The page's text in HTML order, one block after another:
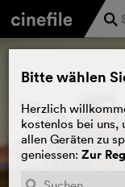
j
Bitte wählen
Herzlich
kostenlos bei uns,
allen Geräten zu
geniessen: Zur